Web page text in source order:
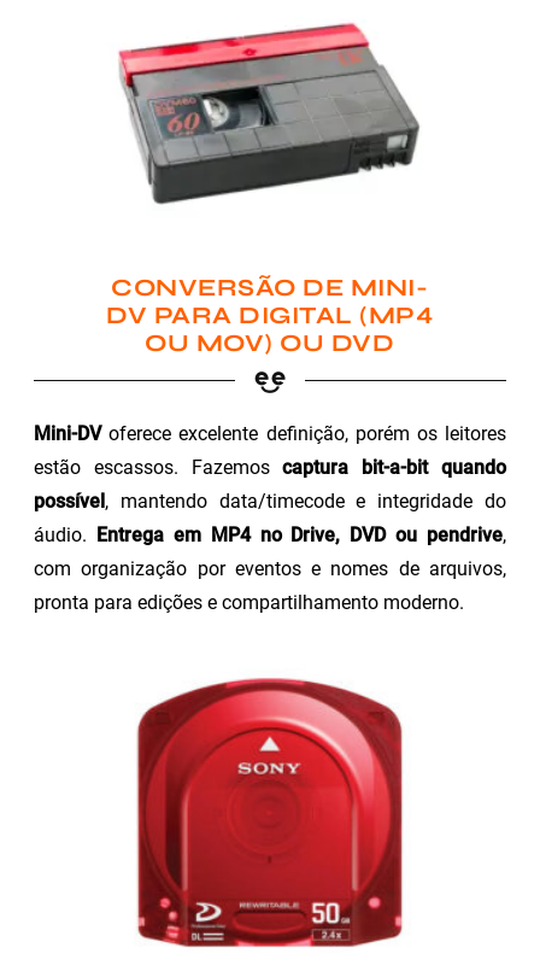
CONVERSÃO DE MINI-
DV PARA DIGITAL (MP4
OU MOV) OU DVD
Mini-DVoferece excelente definição, porém os leitores
estão escassos. Fazemoscaptura bit-a-bit quando
possível, mantendo data/timecode e integridade do
áudio. Entrega em MP4 no Drive, DVD ou pendrive,
com organização por eventos e nomes de arquivos,
pronta para edições e compartilhamento moderno.